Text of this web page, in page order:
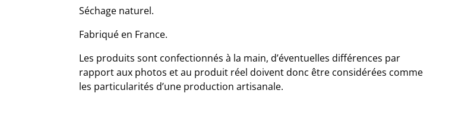
Séchage naturel.
Fabriqué en France.
Les produits sont confectionnés à la main, d’éventuelles différences par
rapport aux photos et au produit réel doivent donc être considérées comme
les particularités d’une production artisanale.